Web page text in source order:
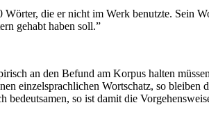
die er nicht im Werk benutzte. Sein
gehabt haben soll.”
an den Befund am Korpus halten
einzelsprachlichen Wortschatz, so bleiben
so ist damit die